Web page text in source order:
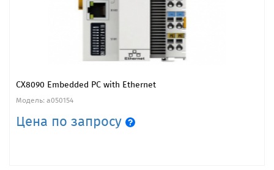
CX8090 Embedded PC with Ethernet
Модель: a050154
Цена по запросу